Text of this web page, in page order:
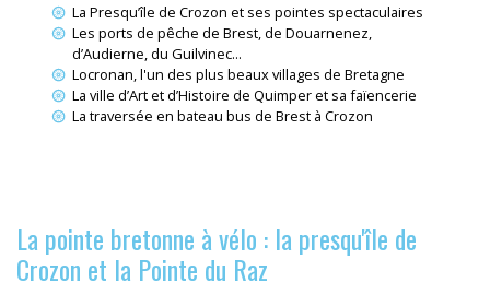
La Presqu’île de Crozon et ses pointes spectaculaires
Les ports de pêche de Brest, de Douarnenez,
d’Audierne, du Guilvinec...
Locronan, l'un des plus beaux villages de Bretagne
La ville d’Art et d’Histoire de Quimper et sa faïencerie
La traversée en bateau bus de Brest à Crozon
La pointe bretonne à vélo : la presqu'île de
Crozon et la Pointe du Raz